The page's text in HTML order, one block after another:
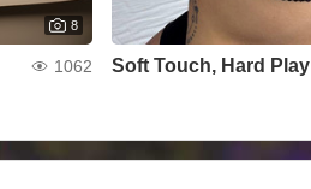
8
1062 Soft Touch, Hard Play